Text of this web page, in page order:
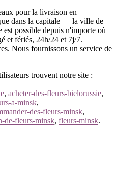
pour la livraison en
dans la capitale — la ville de
possible depuis n'importe où
et fériés, 24h/24 et 7j/7.
Nous fournissons un service de
trouvent notre site :
, acheter-des-fleurs-bielorussie,
a-minsk,
des-fleurs-minsk,
de-fleurs-minsk, fleurs-minsk.